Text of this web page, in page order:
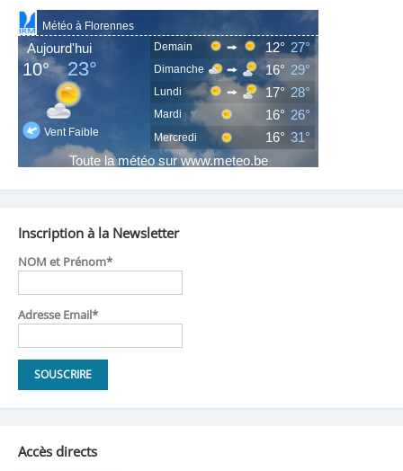
Inscription à la Newsletter
NOM et Prénom*
Adresse Email*
Accès directs